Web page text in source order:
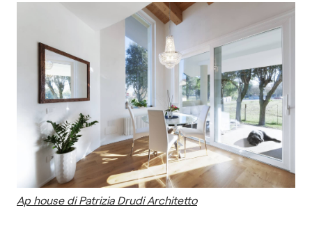
Ap house di Patrizia Drudi Architetto